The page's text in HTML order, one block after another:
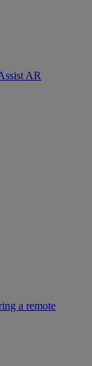
AR
a remote